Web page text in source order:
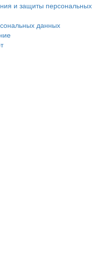
и защиты персональных
данных